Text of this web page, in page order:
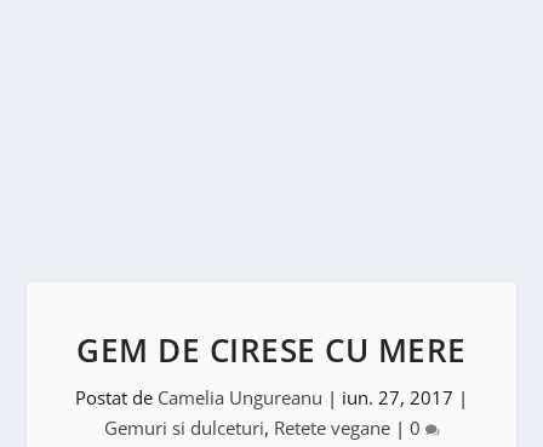
GEM DE CIRESE CU MERE
Postat de Camelia Ungureanu | iun. 27, 2017 |
Gemuri si dulceturi, Retete vegane| 0